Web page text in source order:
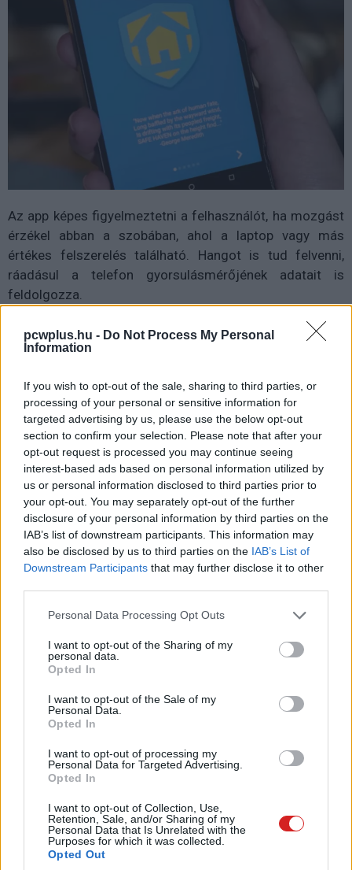
pcwplus.hu - Do Not Process My Personal
Information
If you wish to opt-out of the sale, sharing to third parties, or
processing of your personal or sensitive information for
targeted advertising by us, please use the below opt-out
section to confirm your selection. Please note that after your
opt-out request is processed you may continue seeing
interest-based ads based on personal information utilized by
us or personal information disclosed to third parties prior to
your opt-out. You may separately opt-out of the further
disclosure of your personal information by third parties on the
IAB’s list of downstream participants. This information may
also be disclosed by us to third parties on the IAB’s List of
Downstream Participants that may further disclose it to other
Please note that this website/app uses one or more Google
not limited to your visit or usage behaviour. You may click to
grant or deny consent to Google and its third-party tags to
use your data for below specified purposes in below Google
consent section.
Personal Data Processing Opt Outs
I want to opt-out of the Sharing of my
personal data.
Opted In
I want to opt-out of the Sale of my
Personal Data.
Opted In
I want to opt-out of processing my
Personal Data for Targeted Advertising.
Opted In
I want to opt-out of Collection, Use,
Retention, Sale, and/or Sharing of my
Personal Data that Is Unrelated with the
Purposes for which it was collected.
Opted Out
Az app képes figyelmeztetni a felhasználót, ha mozgást
érzékel abban a szobában, ahol a laptop vagy más
értékes felszerelés található. Hangot is tud felvenni,
ráadásul a telefon gyorsulásmérőjének adatait is
feldolgozza.
Az újdonság egyelőre nem végleges, csak béta állapotú,
és persze korábban is léteztek már hasonló
mindenképp külön érdekessé teszi ezt az alkalmazást.
Ide kattintva tölthetőa Google Play Áruházból.
Pulzusméréssel segíti a biztonságos mozgást az új
balatoni kardioösvény (X)
4 és egy 8 km-es egészségügyi tanösvény nyílt
Balatonalmádiban.
#edward snowden
#okosotthon
A GeForce driver nem
adatközpontokba való
Kedvencekhez